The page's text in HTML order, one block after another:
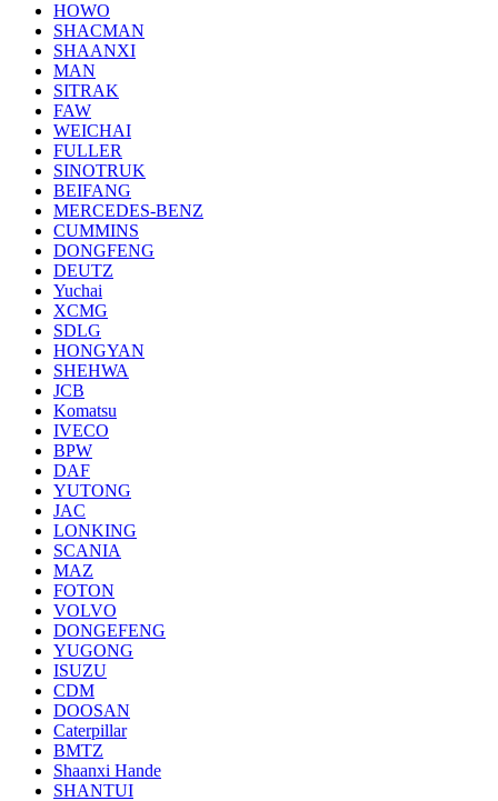
HOWO
SHACMAN
SHAANXI
MAN
SITRAK
FAW
WEICHAI
FULLER
SINOTRUK
BEIFANG
MERCEDES-BENZ
CUMMINS
DONGFENG
DEUTZ
Yuchai
XCMG
SDLG
HONGYAN
SHEHWA
JCB
Komatsu
IVECO
BPW
DAF
YUTONG
JAC
LONKING
SCANIA
MAZ
FOTON
VOLVO
DONGEFENG
YUGONG
ISUZU
CDM
DOOSAN
Caterpillar
BMTZ
Shaanxi Hande
SHANTUI